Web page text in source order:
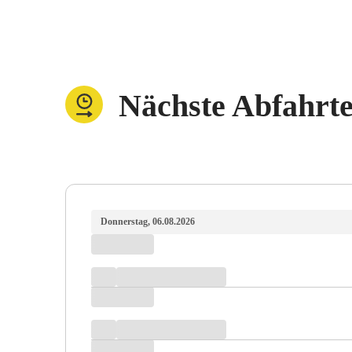
Nächste
Donnerstag, 06.08.2026